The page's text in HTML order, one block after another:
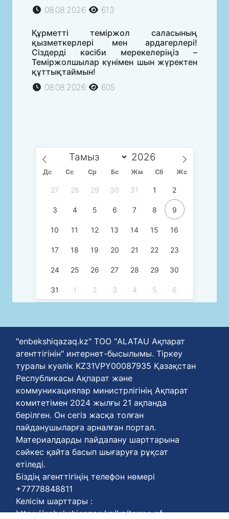
08.08.2026
613
Құрметті теміржол саласының
қызметкерлері мен ардагерлері!
Сіздерді кәсіби мерекелеріңіз –
Теміржолшылар күнімен шын жүректен
құттықтаймын!
08.08.2026
605
Дс Сc Ср Бс Жм Сб Жс
27 28 29 30 31 1 2
3 4 5 6 7 8 9
10 11 12 13 14 15 16
17 18 19 20 21 22 23
24 25 26 27 28 29 30
31 1 2 3 4 5 6
"enbekshiqazaq.kz" ТОО "ALATAU Ақпарат
агенттігінін" интернет-бысылымы. Тіркеу
туралы куәлік KZ31VPY00087935 Қазақстан
Республикасы Ақпарат және
коммуникациялар министрлігінің Ақпарат
комитетімен 2024 жылғы 21 ақпанда
берілген. Он сегіз жасқа толған
пайданушыларға арналған портал.
Материалдарды пайдалану шарттарына
сәйкес қайта басып шығаруға рұқсат
етіледі.
Біздің агенттігіңің телефон нөмері
+77778848811
Келісім шарттары :
https://enbekshiqazaq.kz/kz/terms-of-